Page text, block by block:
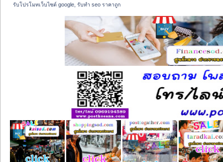
รับโปรโมทเว็บไซต์ google, รับทำ seo ราคาถูก